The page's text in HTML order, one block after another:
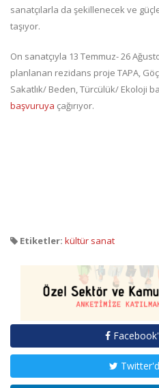
sanatçılarla da şekillenecek ve
taşıyor.
On sanatçıyla 13 Temmuz- 26
planlanan rezidans proje TAPA,
Sakatlık/ Beden, Türcülük/ Ekoloji
başvuruya çağırıyor.
Etiketler: kültür sanat